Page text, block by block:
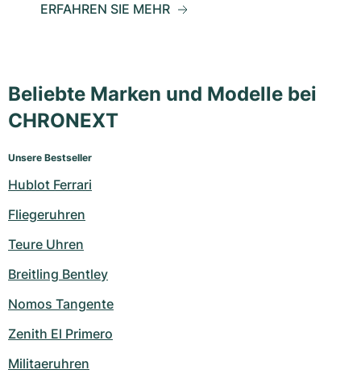
ERFAHREN SIE MEHR
Beliebte Marken und Modelle bei
CHRONEXT
Unsere Bestseller
Hublot Ferrari
Fliegeruhren
Teure Uhren
Breitling Bentley
Nomos Tangente
Zenith El Primero
Militaeruhren